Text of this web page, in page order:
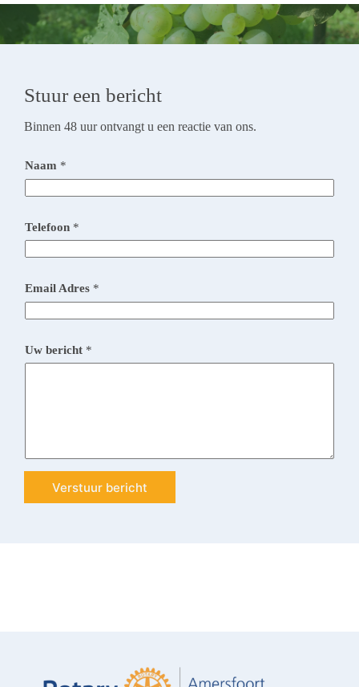
Stuur een bericht
Binnen 48 uur ontvangt u een reactie van ons.
Naam *
Telefoon *
Email Adres *
Uw bericht *
Verstuur bericht